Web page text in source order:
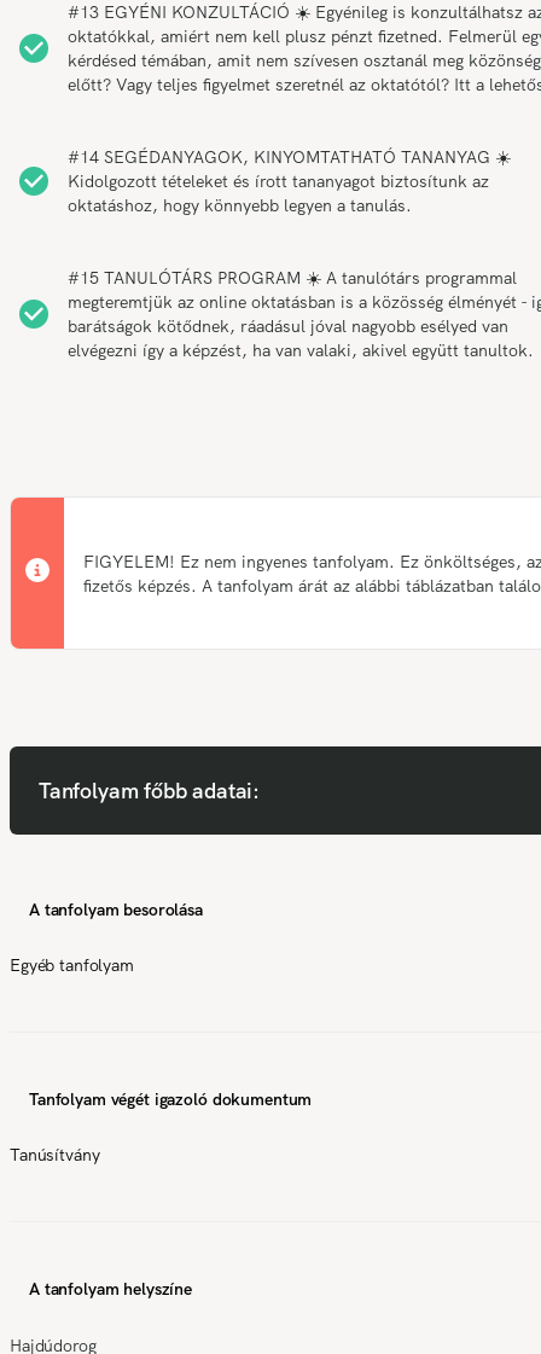
#13 EGYÉNI KONZULTÁCIÓ ☀️ Egyénileg is konzultálhatsz
oktatókkal, amiért nem kell plusz pénzt fizetned. Felmerül
kérdésed témában, amit nem szívesen osztanál meg közönség
előtt? Vagy teljes figyelmet szeretnél az oktatótól? Itt a
#14 SEGÉDANYAGOK, KINYOMTATHATÓ TANANYAG ☀️
Kidolgozott tételeket és írott tananyagot biztosítunk az
oktatáshoz, hogy könnyebb legyen a tanulás.
#15 TANULÓTÁRS PROGRAM ☀️ A tanulótárs programmal
megteremtjük az online oktatásban is a közösség élményét -
barátságok kötődnek, ráadásul jóval nagyobb esélyed van
elvégezni így a képzést, ha van valaki, akivel együtt tanultok.
FIGYELEM! Ez nem ingyenes tanfolyam. Ez önköltséges,
fizetős képzés. A tanfolyam árát az alábbi táblázatban
Tanfolyam főbb adatai:
A tanfolyam besorolása
Egyéb tanfolyam
Tanfolyam végét igazoló dokumentum
Tanúsítvány
A tanfolyam helyszíne
Hajdúdorog